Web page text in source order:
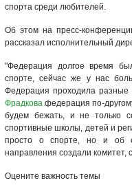
спорта среди любителей.
Об этом на пресс-
рассказал исполнительный
"Федерация долгое время
спорте, сейчас же у нас
Федерация проходила
Фрадкова федерация по-
будем бежать, и не только
спортивные школы, детей и
просто о спорте, но и об
направления создали комитет,
Оцените важность темы